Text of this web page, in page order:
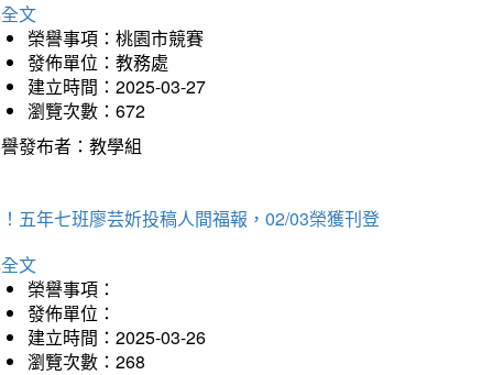
文
榮譽事項：桃園市競賽
發佈單位：教務處
建立時間：2025-03-27
瀏覽次數：672
發布者：教學組
五年七班廖芸妡投稿人間福報，02/03榮獲刊登
文
榮譽事項：
發佈單位：
建立時間：2025-03-26
瀏覽次數：268